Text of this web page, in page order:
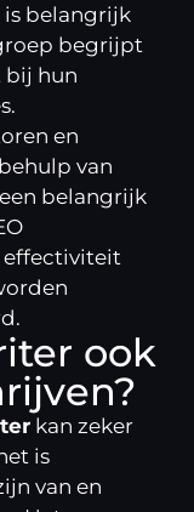
is belangrijk
begrijpt
bij hun
en
van
belangrijk
effectiviteit
ook
kan zeker
is
van en